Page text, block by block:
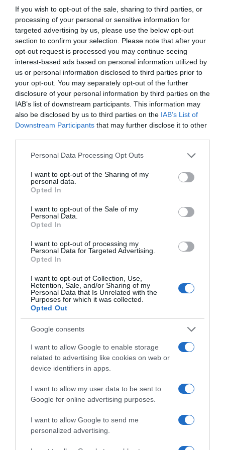
If you wish to opt-out of the sale, sharing to third parties, or
processing of your personal or sensitive information for
targeted advertising by us, please use the below opt-out
section to confirm your selection. Please note that after your
opt-out request is processed you may continue seeing
interest-based ads based on personal information utilized by
us or personal information disclosed to third parties prior to
your opt-out. You may separately opt-out of the further
disclosure of your personal information by third parties on the
IAB’s list of downstream participants. This information may
also be disclosed by us to third parties on the IAB’s List of
Downstream Participants that may further disclose it to other
Please note that this website/app uses one or more Google
not limited to your visit or usage behaviour. You may click to
grant or deny consent to Google and its third-party tags to
use your data for below specified purposes in below Google
consent section.
Personal Data Processing Opt Outs
I want to opt-out of the Sharing of my
personal data.
Opted In
I want to opt-out of the Sale of my
Personal Data.
Opted In
I want to opt-out of processing my
Personal Data for Targeted Advertising.
Opted In
I want to opt-out of Collection, Use,
Retention, Sale, and/or Sharing of my
Personal Data that Is Unrelated with the
Purposes for which it was collected.
Opted Out
Google consents
I want to allow Google to enable storage
related to advertising like cookies on web or
device identifiers in apps.
I want to allow my user data to be sent to
Google for online advertising purposes.
I want to allow Google to send me
personalized advertising.
ΠΑΝΑΓΙΩΤΗΣ ΜΠΑΛΑΣΚΑΣ / EUROKINISSI
Η πρόβλεψη από τα Μερομήνια για το
2025
Ιανουάριος 2025: Ο μήνας θα ξεκινήσει με κρύο και πιθανές
χιονοπτώσεις στα πεδινά της βόρειας Ελλάδας. Στα μέσα
του μήνα αναμένεται εξαιρετικά χαμηλές θερμοκρασίες, με
ενδεχόμενο πανελλαδικό κύμα ψύχους και χιονιά.
Φεβρουάριος 2025: Ο Φεβρουάριος θα φέρει ψύχρα και
τους πιο χειμωνιάτικους μήνες του επτάμηνου.
Μάρτιος 2025: Ο Μάρτιος θα είναι ένας μήνας με διπλό
χαρακτήρα: το πρώτο μισό του μήνα θα έχει πιο ήπιες
θερμοκρασίες, ενώ το δεύτερο μισό θα χαρακτηρίζεται από
έντονες χειμωνιάτικες πινελιές, με χαμηλές θερμοκρασίες
και πιθανές χιονοπτώσεις.
Δείτε και αυτά
Εκτέλεσαν εν ψυχρώ ΤikToker ενώ έκανε live έξω από
SHARE ON FACEBOOK
ΕΠΙΣΗΜΑΝΣΗ
σχετική σημείωση της πηγής), θεωρούμε ότι είναι δημόσια. Αν
υπάρχουν δικαιώματα συγγραφέων, παρακαλούμε ενημερώστε μας
για να τα αφαιρέσουμε. Επίσης σημειώνεται ότι οι απόψεις του
Για τα άρθρα που δημοσιεύονται εδώ, ουδεμία ευθύνη εκ του νόμου
φέρουμε καθώς απηχούν αποκλειστικά τις απόψεις των συντακτών